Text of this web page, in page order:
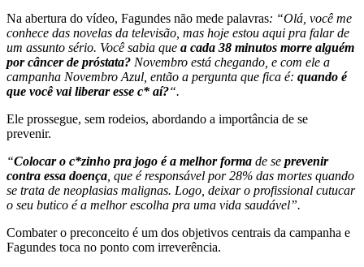
Na abertura do vídeo, Fagundes não mede palavras: “Olá, você me
conhece das novelas da televisão, mas hoje estou aqui pra falar de
um assunto sério. Você sabia que a cada 38 minutos morre alguém
por câncer de próstata? Novembro está chegando, e com ele a
campanha Novembro Azul, então a pergunta que fica é: quando é
que você vai liberar esse c* aí?“.
Ele prossegue, sem rodeios, abordando a importância de se
prevenir.
“Colocar o c*zinho pra jogo é a melhor forma de se prevenir
contra essa doença , que é responsável por 28% das mortes quando
se trata de neoplasias malignas. Logo, deixar o profissional cutucar
o seu butico é a melhor escolha pra uma vida saudável”.
Combater o preconceito é um dos objetivos centrais da campanha e
Fagundes toca no ponto com irreverência.